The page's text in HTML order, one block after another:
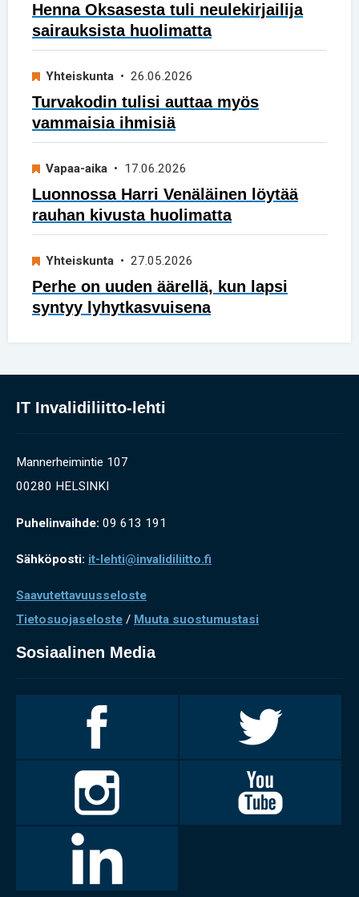
Henna Oksasesta tuli neulekirjailija
sairauksista huolimatta
Yhteiskunta • 26.06.2026
Turvakodin tulisi auttaa myös
vammaisia ihmisiä
Vapaa-aika • 17.06.2026
Luonnossa Harri Venäläinen löytää
rauhan kivusta huolimatta
Yhteiskunta • 27.05.2026
Perhe on uuden äärellä, kun lapsi
syntyy lyhytkasvuisena
IT Invalidiliitto-lehti
Mannerheimintie 107
00280 HELSINKI
Puhelinvaihde: 09 613 191
Sähköposti: it-lehti@invalidiliitto.fi
Saavutettavuusseloste
Tietosuojaseloste / Muuta suostumustasi
Sosiaalinen Media
Facebookissa
Twitterissä
Invalidiliitto
Instagramissa
Youtubessa